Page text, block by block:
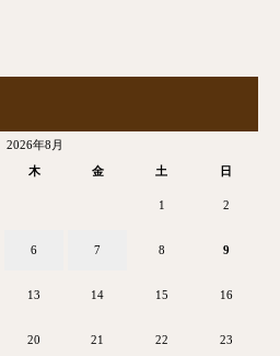
2026年8月
木 金 土 日
1 2
6 7 8 9
13 14 15 16
20 21 22 23